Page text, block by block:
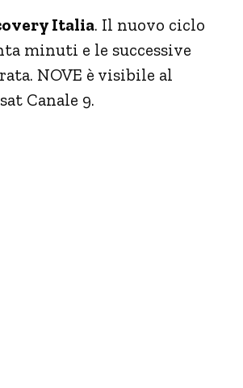
Italia. Il nuovo ciclo
minuti e le successive
NOVE è visibile al
Canale 9.